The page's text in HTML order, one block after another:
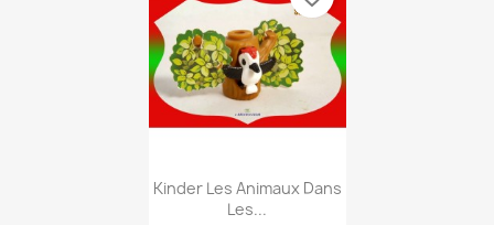
Aperçu rapide
Kinder Les Animaux Dans
Les...